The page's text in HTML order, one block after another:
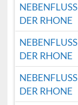
NEBENFLUSS
DER RHONE
NEBENFLUSS
DER RHONE
NEBENFLUSS
DER RHONE